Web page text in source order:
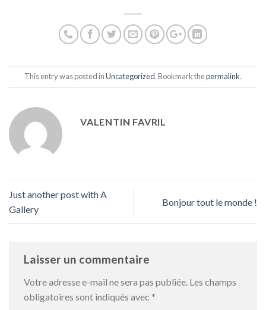
This entry was posted inUncategorized. Bookmark thepermalink.
VALENTIN FAVRIL
Just another post with A
Gallery
Bonjour tout le monde !
Laisser un commentaire
Votre adresse e-mail ne sera pas publiée. Les champs
obligatoires sont indiqués avec *